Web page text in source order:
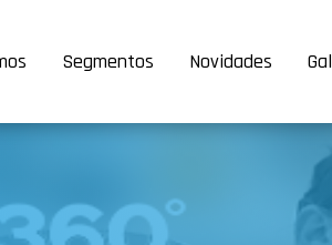
Segmentos Novidades